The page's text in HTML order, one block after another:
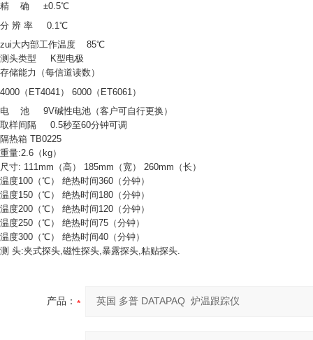
精
确 ±0.5℃
分 辨 率 0.1℃
zui大内部工作温度
85℃
测头类型
K型电极
存储能力（每信道读数）
4000 （ ET4041） 6000 （ ET6061）
电
池 9V碱性电池 （客户可自行更换 ）
取样间隔
0.5秒至60分钟可调
隔热箱 TB0225
重量:2.6（kg）
尺寸: 111mm（高） 185mm（ 宽） 260mm（长 ）
温度100（℃） 绝热时间360（分钟）
温度150（℃） 绝热时间180（分钟）
温度200（℃） 绝热时间120（分钟）
温度250（℃） 绝热时间75（分钟）
温度300（℃） 绝热时间40（分钟）
测 头:夹式探头,磁性探头,暴露探头,粘贴探头.
产品：